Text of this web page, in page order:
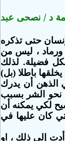
د / نصحى عبد
حتى تذكره
تراب ورماد ، ليس من
فضيلة. لذلك
باطلا (بل)
الذهن أن يدرك
نحو الشر بسبب
لكي يمكنه أن
كان عليها في
أدت إلى ذلك ، او